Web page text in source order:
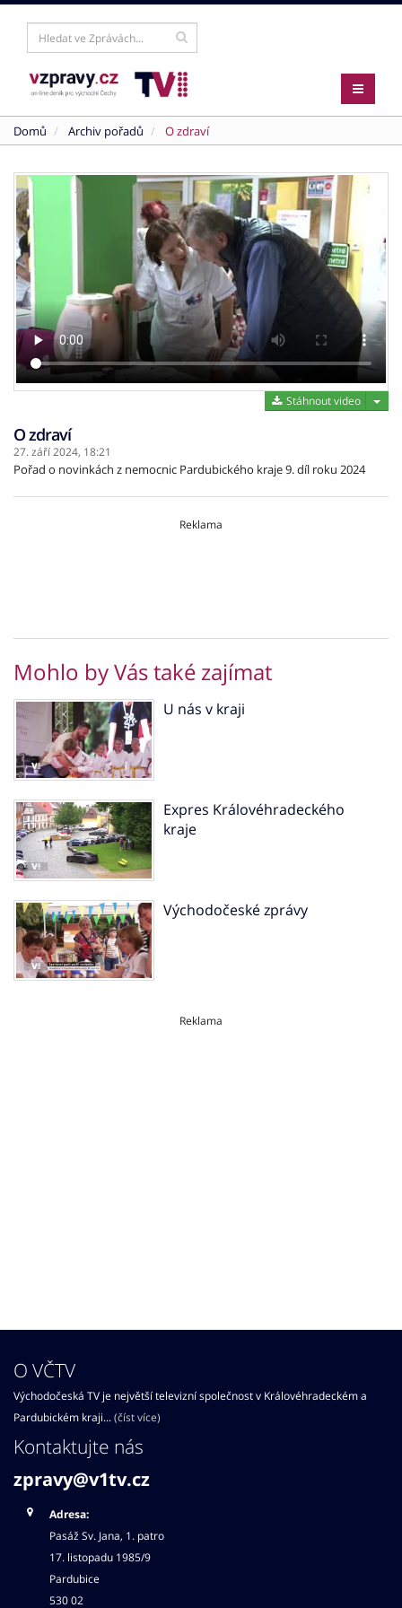
Domů Archiv pořadů O zdraví
Stáhnout video
O zdraví
27. září 2024, 18:21
Pořad o novinkách z nemocnic Pardubického kraje 9. díl roku 2024
Reklama
Mohlo by Vás také zajímat
U nás v kraji
Expres Královéhradeckého
kraje
Východočeské zprávy
Reklama
O VČTV
Východočeská TV je největší televizní společnost v Královéhradeckém a
Pardubickém kraji...(číst více)
Kontaktujte nás
zpravy@v1tv.cz
Adresa:
Pasáž Sv. Jana, 1. patro
17. listopadu 1985/9
Pardubice
530 02